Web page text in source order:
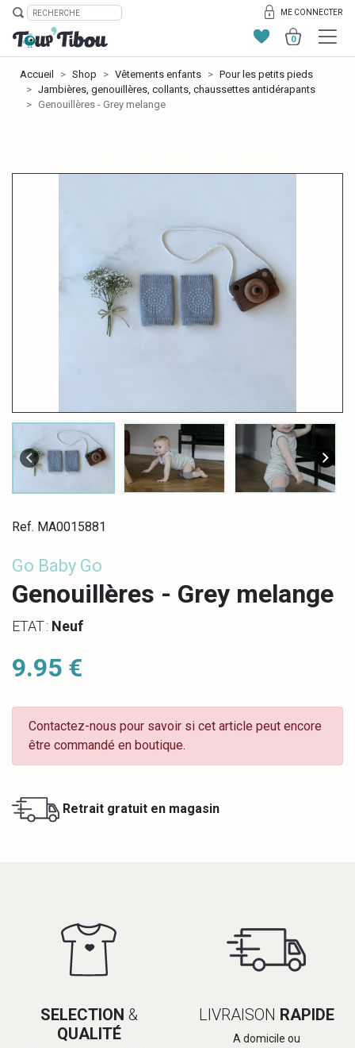
ME CONNECTER
0
Accueil Shop Vêtements enfants
Pour les petits pieds
Jambières, genouillères, collants, chaussettes antidérapants
Genouillères - Grey melange
Ref. MA0015881
Go Baby Go
Genouillères - Grey melange
ETAT : Neuf
9.95 €
Contactez-nous pour savoir si cet article peut encore
être commandé en boutique.
Retrait gratuit en magasin
SELECTION &
QUALITÉ
LIVRAISON RAPIDE
A domicile ou